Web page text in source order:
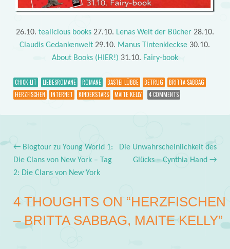
26.10. tealicious books 27.10. Lenas Welt der Bücher 28.10.
Claudis Gedankenwelt 29.10. Manus Tintenkleckse 30.10.
About Books (HIER!) 31.10. Fairy-book
CHICK-LIT LIEBESROMANE ROMANE BASTEI LÜBBE BETRUG
BRITTA SABBAG
HERZFISCHEN
INTERNET KINDERSTARS MAITE KELLY 4 COMMENTS
Post navigation
←Blogtour zu Young World 1:
Die Clans von New York – Tag
2: Die Clans von New York
Die Unwahrscheinlichkeit des
Glücks – Cynthia Hand→
4 THOUGHTS ON “HERZFISCHEN
– BRITTA SABBAG, MAITE KELLY”